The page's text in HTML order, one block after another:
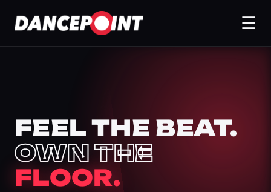
☰
FEEL THE BEAT.
OWN THE
FLOOR.